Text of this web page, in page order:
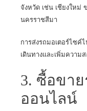
จังหวัด เช่น เชียงใหม่
นครราชสีมา
การส่งรถมอเตอร์ไซค์
เดินทางและเพิ่มความ
3. ซื้อขา
ออนไลน์